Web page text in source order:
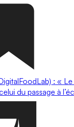
: «
du passage à